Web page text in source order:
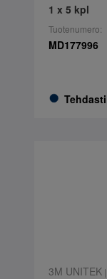
1 x 5 kpl
Tuotenumero:
MD177996
3M UNITEK|